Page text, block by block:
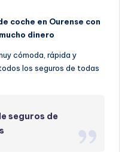
coche en Ourense con
dinero
cómoda, rápida y
los seguros de todas
seguros de